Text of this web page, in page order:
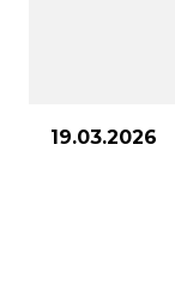
19.03.2026